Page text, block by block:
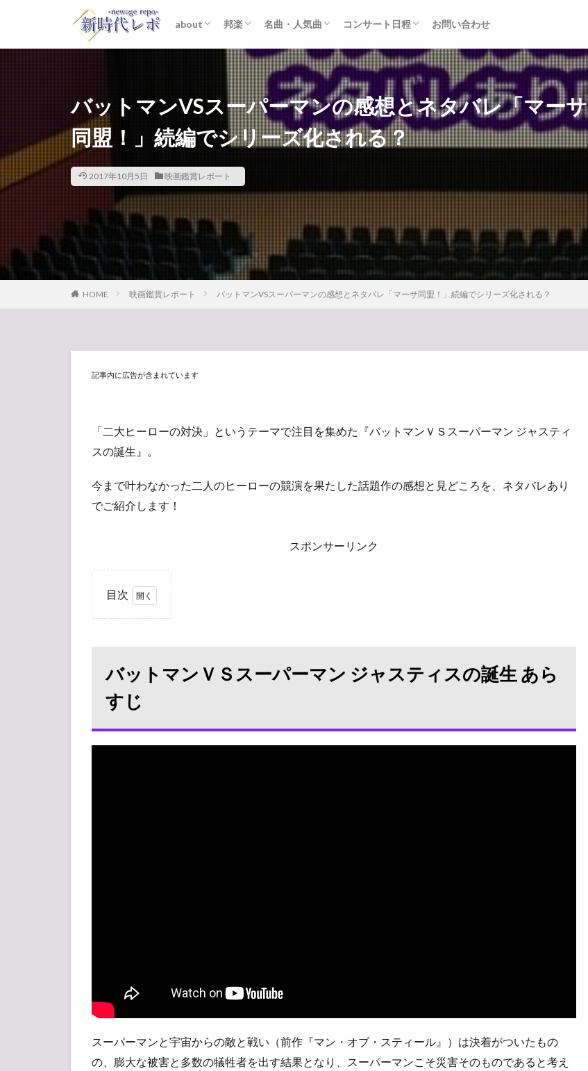
about
ライター紹介
プライバシーポリシー
邦楽
STARTO ENTERTAINMENT (旧ジャニーズ)
女性アイドル
K-POP
洋楽
名曲・人気曲
おすすめアルバム
歌詞考察
コンサート日程
セトリ・まとめ
ライブレポ
カード枠
お問い合わせ
バットマンVSスーパーマンの感想とネタバレ「マーサ
同盟！」続編でシリーズ化される？
2017年10月5日 映画鑑賞レポート
HOME 映画鑑賞レポート バットマンVSスーパーマンの感想とネタバレ「マーサ同盟！」続編でシリーズ化される？
記事内に広告が含まれています
「二大ヒーローの対決」というテーマで注目を集めた『バットマンＶＳスーパーマン ジャスティ
スの誕生』。
今まで叶わなかった二人のヒーローの競演を果たした話題作の感想と見どころを、ネタバレあり
でご紹介します！
スポンサーリンク
目次
マ
Ｖ
ス
ー
2
バッ
トマ
ンと
バットマンＶＳスーパーマン ジャスティスの誕生 あら
すじ
スーパーマンと宇宙からの敵と戦い（前作『マン・オブ・スティール』）は決着がついたもの
の、膨大な被害と多数の犠牲者を出す結果となり、スーパーマンこそ災害そのものであると考え